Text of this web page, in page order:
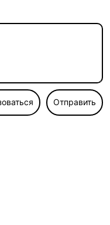
Отправить